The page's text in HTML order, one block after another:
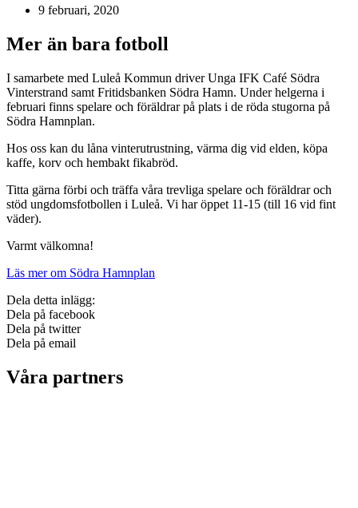
9 februari, 2020
Mer än bara fotboll
I samarbete med Luleå Kommun driver Unga IFK Café Södra
Vinterstrand samt Fritidsbanken Södra Hamn. Under helgerna i
februari finns spelare och föräldrar på plats i de röda stugorna på
Södra Hamnplan.
Hos oss kan du låna vinterutrustning, värma dig vid elden, köpa
kaffe, korv och hembakt fikabröd.
Titta gärna förbi och träffa våra trevliga spelare och föräldrar och
stöd ungdomsfotbollen i Luleå. Vi har öppet 11-15 (till 16 vid fint
väder).
Varmt välkomna!
Läs mer om Södra Hamnplan
Dela detta inlägg:
Dela på facebook
Dela på twitter
Dela på email
Våra partners